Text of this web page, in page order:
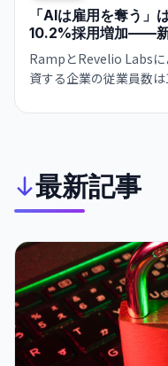
「AIは雇用を奪う」
10.2%採用増加——新
RampとRevelio Labsに
資する企業の従業員数
覆すが、利益は資本豊
最新記事